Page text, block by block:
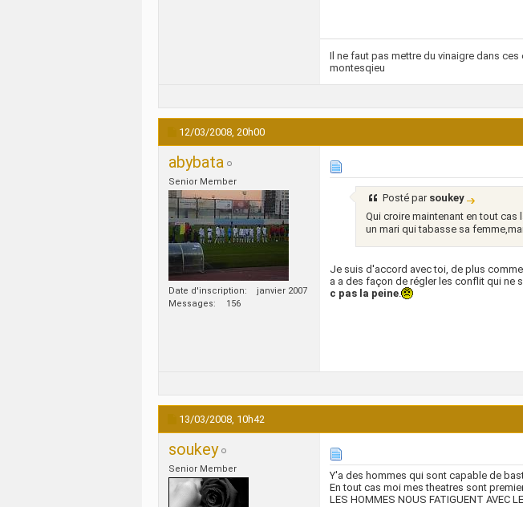
Il ne faut pas mettre du vinaigre dans ces
montesqieu
12/03/2008, 20h00
abybata
Senior Member
Date d'inscription
janvier 2007
Messages
156
Posté par soukey
Qui croire maintenant en tout
un mari qui tabasse sa
Je suis d'accord avec toi, de plus
a a des façon de régler les conflit qui ne
c pas la peine.
13/03/2008, 10h42
soukey
Senior Member
Y'a des hommes qui sont capable de
En tout cas moi mes theatres sont
LES HOMMES NOUS FATIGUENT AVEC